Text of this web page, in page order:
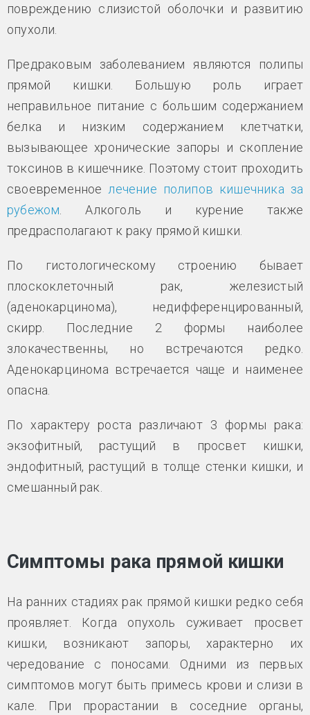
повреждению слизистой оболочки и развитию
опухоли.
Предраковым заболеванием являются полипы
прямой кишки. Большую роль играет
неправильное питание с большим содержанием
белка и низким содержанием клетчатки,
вызывающее хронические запоры и скопление
токсинов в кишечнике. Поэтому стоит проходить
своевременное лечение полипов кишечника за
рубежом . Алкоголь и курение также
предрасполагают к раку прямой кишки.
По гистологическому строению бывает
плоскоклеточный рак, железистый
(аденокарцинома), недифференцированный,
скирр. Последние 2 формы наиболее
злокачественны, но встречаются редко.
Аденокарцинома встречается чаще и наименее
опасна.
По характеру роста различают 3 формы рака:
экзофитный, растущий в просвет кишки,
эндофитный, растущий в толще стенки кишки, и
смешанный рак.
Симптомы рака прямой кишки
На ранних стадиях рак прямой кишки редко себя
проявляет. Когда опухоль суживает просвет
кишки, возникают запоры, характерно их
чередование с поносами. Одними из первых
симптомов могут быть примесь крови и слизи в
кале. При прорастании в соседние органы,